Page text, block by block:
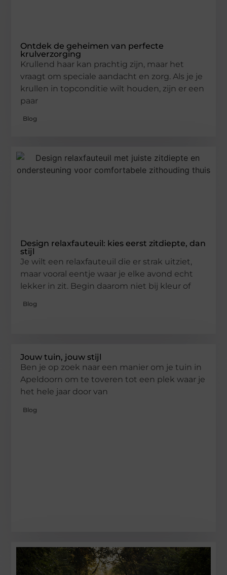
Ontdek de geheimen van perfecte
krulverzorging
Krullend haar kan prachtig zijn, maar het
vraagt om speciale aandacht en zorg. Als je je
krullen in topconditie wilt houden, zijn er een
paar
Blog
Design relaxfauteuil: kies eerst zitdiepte, dan
stijl
Je wilt een relaxfauteuil die er strak uitziet,
maar vooral eentje waar je elke avond echt
lekker in zit. Begin daarom niet bij kleur of
Blog
Jouw tuin, jouw stijl
Ben je op zoek naar een manier om je tuin in
Apeldoorn om te toveren tot een plek waar je
het hele jaar door van
Blog